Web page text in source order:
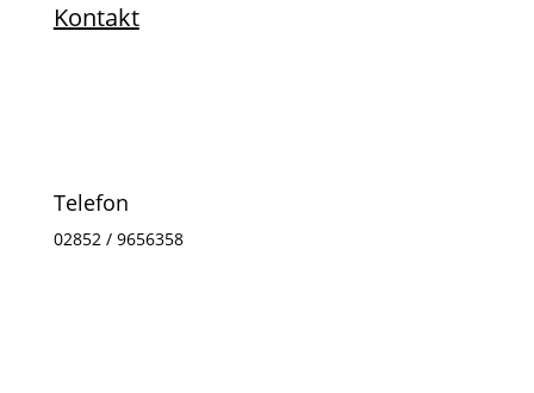
Kontakt
Telefon
02852 / 9656358